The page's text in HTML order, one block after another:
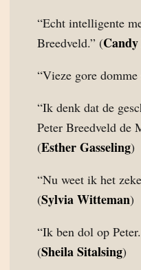
“Echt intelligente
Breedveld.” (
“Vieze gore
“Ik denk dat de
Peter Breedveld de
(Esther Gasseling)
“Nu weet ik het
(Sylvia Witteman)
“Ik ben dol op
(Sheila Sitalsing)